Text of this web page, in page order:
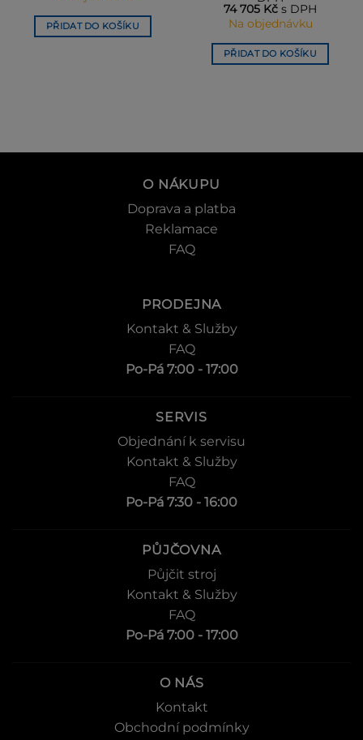
PŘIDAT DO KOŠÍKU
byla:
64 990 Kč.
74 705 Kč s DPH
Na objednávku
PŘIDAT DO KOŠÍKU
O NÁKUPU
Doprava a platba
Reklamace
FAQ
PRODEJNA
Kontakt & Služby
FAQ
Po-Pá 7:00 - 17:00
SERVIS
Objednání k servisu
Kontakt & Služby
FAQ
Po-Pá 7:30 - 16:00
PŮJČOVNA
Půjčit stroj
Kontakt & Služby
FAQ
Po-Pá 7:00 - 17:00
O NÁS
Kontakt
Obchodní podmínky